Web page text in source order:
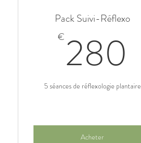
Pack Suivi-Réflexo
€280
5 séances de réflexologie plantaire
Acheter